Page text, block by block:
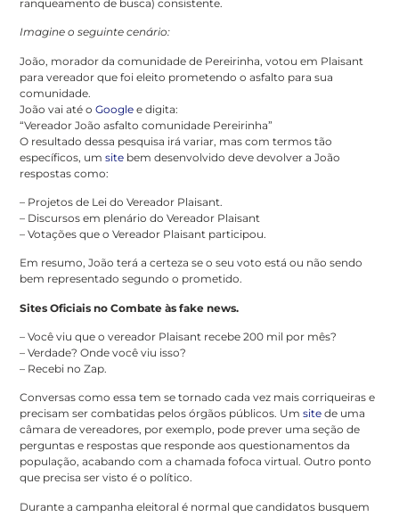
ranqueamento de busca) consistente.
Imagine o seguinte cenário:
João, morador da comunidade de Pereirinha, votou em Plaisant
para vereador que foi eleito prometendo o asfalto para sua
comunidade.
João vai até oGoogle e digita:
“Vereador João asfalto comunidade Pereirinha”
O resultado dessa pesquisa irá variar, mas com termos tão
específicos, umsite bem desenvolvido deve devolver a João
respostas como:
– Projetos de Lei do Vereador Plaisant.
– Discursos em plenário do Vereador Plaisant
– Votações que o Vereador Plaisant participou.
Em resumo, João terá a certeza se o seu voto está ou não sendo
bem representado segundo o prometido.
Sites Oficiais no Combate às fake news.
– Você viu que o vereador Plaisant recebe 200 mil por mês?
– Verdade? Onde você viu isso?
– Recebi no Zap.
Conversas como essa tem se tornado cada vez mais corriqueiras e
precisam ser combatidas pelos órgãos públicos. Umsite de uma
câmara de vereadores, por exemplo, pode prever uma seção de
perguntas e respostas que responde aos questionamentos da
população, acabando com a chamada fofoca virtual. Outro ponto
que precisa ser visto é o político.
Durante a campanha eleitoral é normal que candidatos busquem